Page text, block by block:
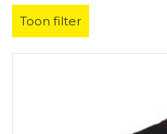
Toon filter